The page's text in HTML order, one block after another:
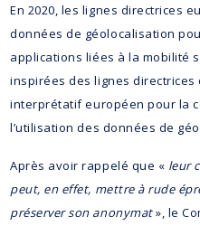
En 2020, les lignes directrices
données de géolocalisation
applications liées à la mobilité
inspirées des lignes directrices
interprétatif européen pour la
l’utilisation des données de
Après avoir rappelé que « leur
peut, en effet, mettre à rude
préserver son anonymat», le